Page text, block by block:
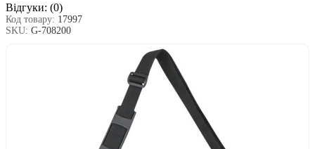
Відгуки: (0)
Код товару: 17997
SKU: G-708200